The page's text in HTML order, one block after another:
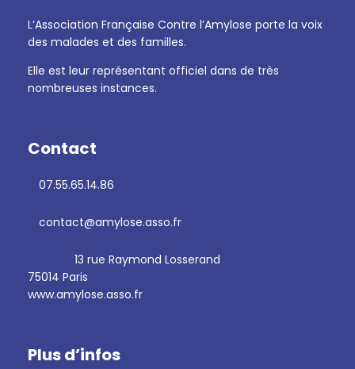
L’Association Française Contre l’Amylose porte la voix
des malades et des familles.
Elle est leur représentant officiel dans de très
nombreuses instances.
Contact
07.55.65.14.86
contact@amylose.asso.fr
13 rue Raymond Losserand
75014 Paris
www.amylose.asso.fr
Plus d’infos